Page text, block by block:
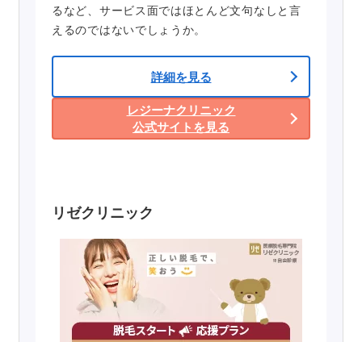
るなど、サービス面ではほとんど文句なしと言
えるのではないでしょうか。
詳細を見る
レジーナクリニック
公式サイトを見る
リゼクリニック